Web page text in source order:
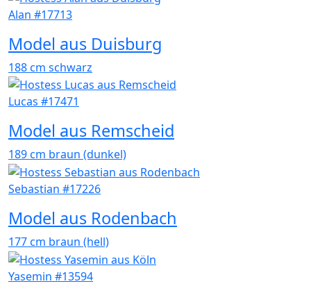
Alan #17713
Model aus Duisburg
188 cm schwarz
Lucas #17471
Model aus Remscheid
189 cm braun (dunkel)
Sebastian #17226
Model aus Rodenbach
177 cm braun (hell)
Yasemin #13594